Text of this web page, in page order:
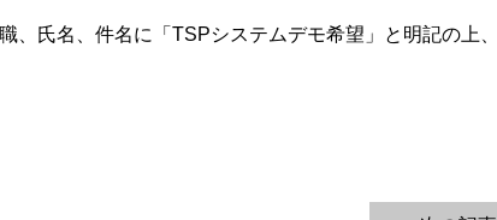
氏名、件名に「TSPシステムデモ希望」と明記の上、